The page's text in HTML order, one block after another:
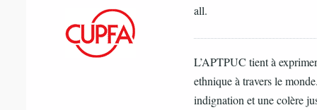
all.
L’APTPUC tient à
ethnique à travers le
indignation et une colère